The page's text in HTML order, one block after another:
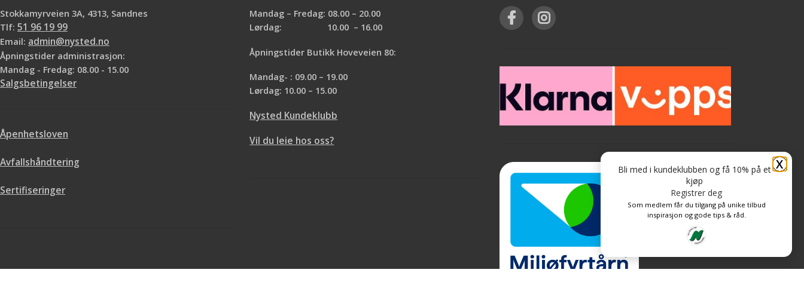
Stokkamyrveien 3A, 4313, Sandnes
Tlf: 51 96 19 99
Email: admin@nysted.no
Åpningstider administrasjon:
Mandag - Fredag: 08.00 - 15.00
Salgsbetingelser
Åpenhetsloven
Avfallshåndtering
Sertifiseringer
Mandag – Fredag: 08.00 – 20.00
Lørdag: 10.00 – 16.00
Åpningstider Butikk Hoveveien 80:
Mandag- : 09.00 – 19.00
Lørdag: 10.00 – 15.00
Nysted Kundeklubb
Vil du leie hos oss?
X
Bli med i kundeklubben og få 10% på et
kjøp
Registrer deg
Som medlem får du tilgang på unike tilbud
inspirasjon og gode tips & råd.